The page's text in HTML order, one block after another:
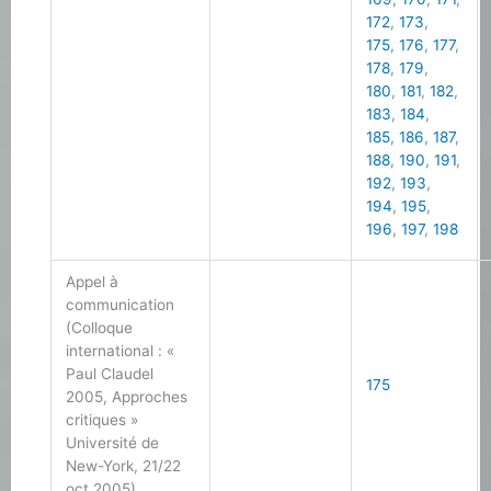
172,173,
175,176,177,
178,179,
180,181,182,
183,184,
185,186,187,
188,190,191,
192,193,
194,195,
196,197,198
Appel à
communication
(Colloque
international : «
Paul Claudel
2005, Approches
critiques »
Université de
New-York, 21/22
175